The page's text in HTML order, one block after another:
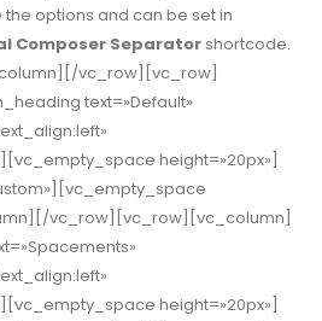
options and can be set in
Composer Separator shortcode.
vc_row][vc_row]
text=»Default»
height=»20px»]
vc_row][vc_row][vc_column]
height=»20px»]